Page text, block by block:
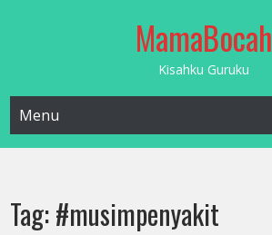
MamaBocah
Kisahku Guruku
Menu
Tag:#musimpenyakit